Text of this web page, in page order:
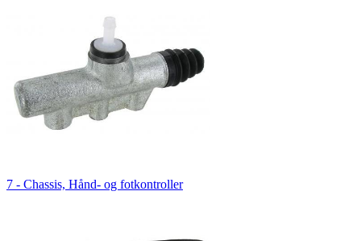
7 - Chassis, Hånd- og fotkontroller